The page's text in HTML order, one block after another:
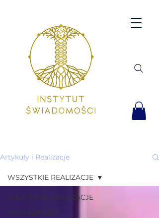
Artykuły i Realizacje
WSZYSTKIE REALIZACJE
AKTUALNOŚCI
WSZYSTKIE REALIZACJE